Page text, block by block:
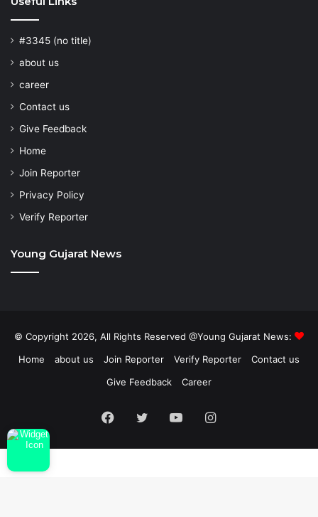
#3345 (no title)
about us
career
Contact us
Give Feedback
Home
Join Reporter
Privacy Policy
Verify Reporter
Young Gujarat News
© Copyright 2026, All Rights Reserved @Young Gujarat News:
Home
about us Join Reporter Verify Reporter
Contact us
Give Feedback
Career
Facebook
TwitterYouTubeInstagram